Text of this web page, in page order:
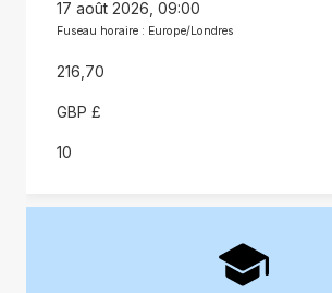
17 août 2026, 09:00
Fuseau horaire : Europe/Londres
216,70
GBP £
10